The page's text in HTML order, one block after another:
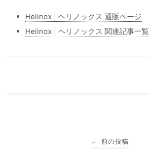
Helinox | ヘリノックス 通販ページ
Helinox | ヘリノックス 関連記事一覧
← 前の投稿